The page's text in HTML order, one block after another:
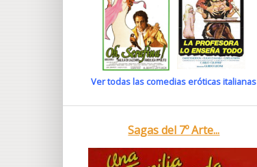
Ver todas las comedias eróticas italianas
Sagas del 7º Arte...